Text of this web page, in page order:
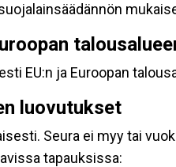
EU:n ja Euroopan
luovutukset
Seura ei myy tai
tapauksissa: